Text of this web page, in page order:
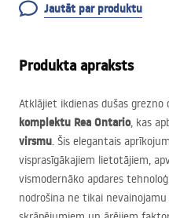
Jautāt par produktu
Produkta apraksts
Atklājiet ikdienas dušas grezno
komplektu Rea Ontario, kas
virsmu. Šis elegantais
visprasīgākajiem lietotājiem,
vismodernāko apdares
nodrošina ne tikai